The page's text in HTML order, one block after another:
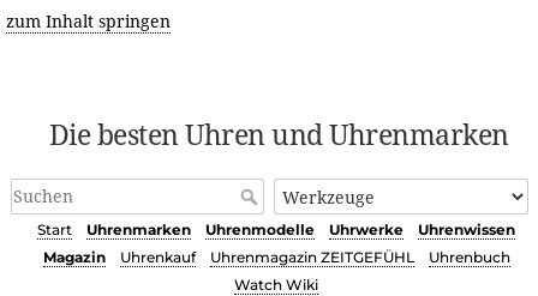
zum Inhalt springen
Die besten Uhren und Uhrenmarken
Start Uhrenmarken Uhrenmodelle Uhrwerke
Uhrenwissen
Magazin
Uhrenkauf Uhrenmagazin ZEITGEFÜHL
Uhrenbuch
Watch Wiki